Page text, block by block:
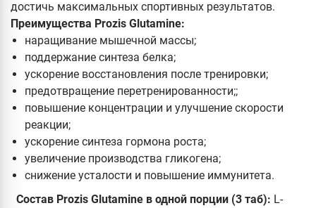
достичь максимальных спортивных результатов.
Преимущества Prozis Glutamine:
наращивание мышечной массы;
поддержание синтеза белка;
ускорение восстановления после тренировки;
предотвращение перетренированности;;
повышение концентрации и улучшение скорости
реакции;
ускорение синтеза гормона роста;
увеличение производства гликогена;
снижение усталости и повышение иммунитета.
Состав Prozis Glutamine в одной порции (3 таб): L-